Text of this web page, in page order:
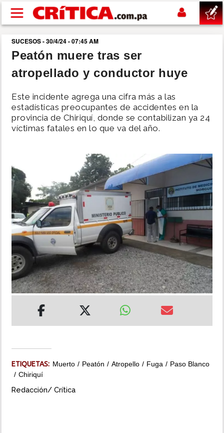
Pasar al contenido principal
buscar
SUCESOS
NACIONAL
POLÍTICA
DEPORTES
MUNDO
INSÓLITAS
MULTIMEDIA
SUCESOS - 30/4/24 - 07:45 AM
Peatón muere tras ser
atropellado y conductor huye
Este incidente agrega una cifra más a las
estadísticas preocupantes de accidentes en la
provincia de Chiriquí, donde se contabilizan ya 24
víctimas fatales en lo que va del año.
ETIQUETAS: Muerto Peatón Atropello Fuga
Paso Blanco
Chiriquí
Redacción/ Crítica